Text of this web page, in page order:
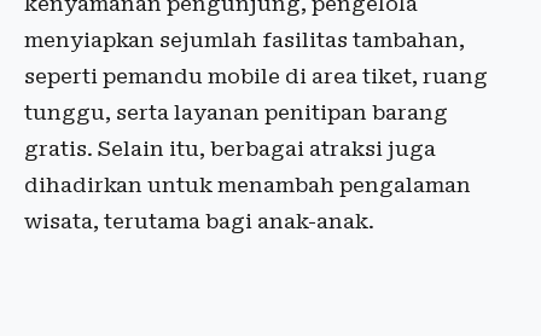
menyiapkan sejumlah fasilitas tambahan,
seperti pemandu mobile di area tiket, ruang
tunggu, serta layanan penitipan barang
gratis. Selain itu, berbagai atraksi juga
dihadirkan untuk menambah pengalaman
wisata, terutama bagi anak-anak.